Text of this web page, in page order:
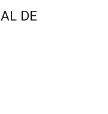
DE